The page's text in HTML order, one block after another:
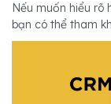
Nếu muốn hiểu
bạn có thể tham